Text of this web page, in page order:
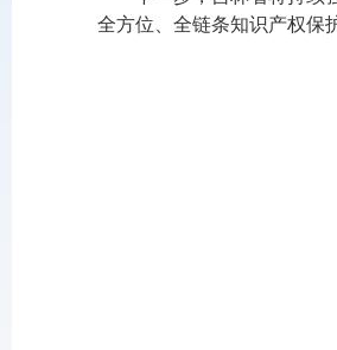
全方位、全链条知识产权保